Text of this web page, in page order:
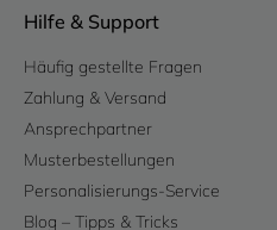
Hilfe & Support
Häufig gestellte Fragen
Zahlung & Versand
Ansprechpartner
Musterbestellungen
Personalisierungs-Service
Blog – Tipps & Tricks